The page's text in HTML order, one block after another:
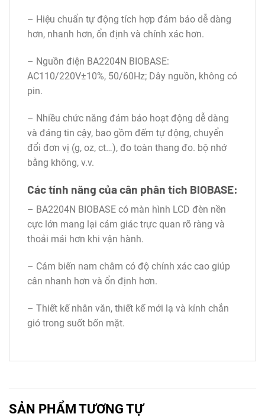
– Hiệu chuẩn tự động tích hợp đảm bảo dễ dàng
hơn, nhanh hơn, ổn định và chính xác hơn.
– Nguồn điện BA2204N BIOBASE:
AC110/220V±10%, 50/60Hz; Dây nguồn, không có
pin.
– Nhiều chức năng đảm bảo hoạt động dễ dàng
và đáng tin cậy, bao gồm đếm tự động, chuyển
đổi đơn vị (g, oz, ct…), đo toàn thang đo. bộ nhớ
bằng không, v.v.
Các tính năng của cân phân tích BIOBASE:
– BA2204N BIOBASE có màn hình LCD đèn nền
cực lớn mang lại cảm giác trực quan rõ ràng và
thoải mái hơn khi vận hành.
– Cảm biến nam châm có độ chính xác cao giúp
cân nhanh hơn và ổn định hơn.
– Thiết kế nhân văn, thiết kế mới lạ và kính chắn
gió trong suốt bốn mặt.
SẢN PHẨM TƯƠNG TỰ